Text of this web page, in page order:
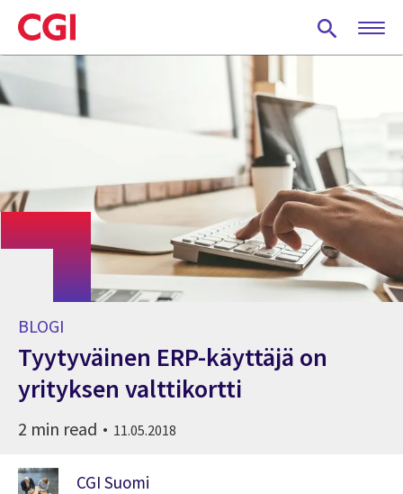
Skip
to
main
BLOGI
Tyytyväinen ERP-käyttäjä on
yrityksen valttikortti
2 min read 11.05.2018
CGI Suomi